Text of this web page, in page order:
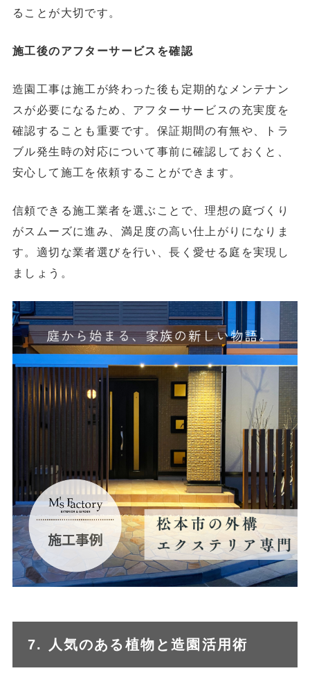
ることが大切です。
施工後のアフターサービスを確認
造園工事は施工が終わった後も定期的なメンテナン
スが必要になるため、アフターサービスの充実度を
確認することも重要です。保証期間の有無や、トラ
ブル発生時の対応について事前に確認しておくと、
安心して施工を依頼することができます。
信頼できる施工業者を選ぶことで、理想の庭づくり
がスムーズに進み、満足度の高い仕上がりになりま
す。適切な業者選びを行い、長く愛せる庭を実現し
ましょう。
7. 人気のある植物と造園活用術